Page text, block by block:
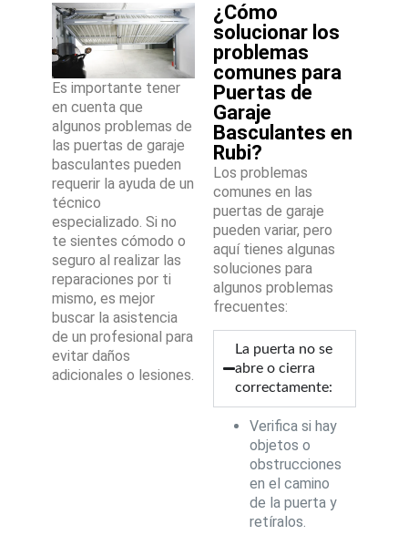
Es importante tener
en cuenta que
algunos problemas de
las puertas de garaje
basculantes pueden
requerir la ayuda de un
técnico
especializado. Si no
te sientes cómodo o
seguro al realizar las
reparaciones por ti
mismo, es mejor
buscar la asistencia
de un profesional para
evitar daños
adicionales o lesiones.
¿Cómo
solucionar los
problemas
comunes para
Puertas de
Garaje
Basculantes en
Rubi?
Los problemas
comunes en las
puertas de garaje
pueden variar, pero
aquí tienes algunas
soluciones para
algunos problemas
frecuentes:
La puerta no se
abre o cierra
correctamente:
Verifica si hay
objetos o
obstrucciones
en el camino
de la puerta y
retíralos.